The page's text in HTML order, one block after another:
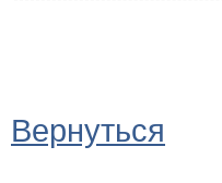
Вернуться